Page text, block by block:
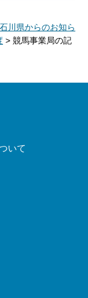
川県からのお知ら
> 競馬事業局の記
いて